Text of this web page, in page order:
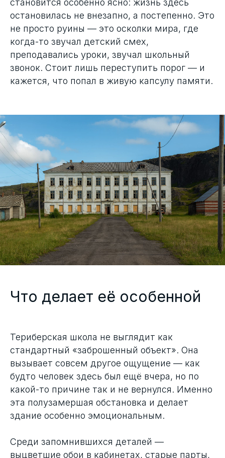
становится особенно ясно: жизнь здесь
остановилась не внезапно, а постепенно. Это
не просто руины — это осколки мира, где
когда-то звучал детский смех,
преподавались уроки, звучал школьный
звонок. Стоит лишь переступить порог — и
кажется, что попал в живую капсулу памяти.
Что делает её особенной
Териберская школа не выглядит как
стандартный «заброшенный объект». Она
вызывает совсем другое ощущение — как
будто человек здесь был ещё вчера, но по
какой-то причине так и не вернулся. Именно
эта полузамершая обстановка и делает
здание особенно эмоциональным.
Среди запомнившихся деталей —
выцветшие обои в кабинетах, старые парты,